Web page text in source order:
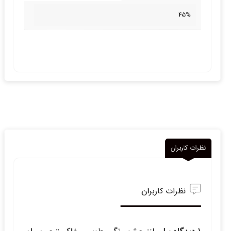
45%
نظرات کاربران
نظرات کاربران